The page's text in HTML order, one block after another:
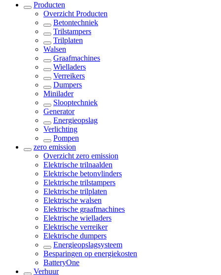
Producten
Overzicht Producten
Betontechniek
Trilstampers
Trilplaten
Walsen
Graafmachines
Wielladers
Verreikers
Dumpers
Minilader
Slooptechniek
Generator
Energieopslag
Verlichting
Pompen
zero emission
Overzicht zero emission
Elektrische trilnaalden
Elektrische betonvlinders
Elektrische trilstampers
Elektrische trilplaten
Elektrische walsen
Elektrische graafmachines
Elektrische wielladers
Elektrische verreiker
Elektrische dumpers
Energieopslagsysteem
Besparingen op energiekosten
BatteryOne
Verhuur